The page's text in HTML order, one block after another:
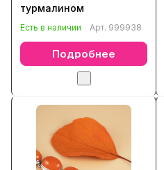
турмалином
Есть в наличии Арт. 999938
Подробнее